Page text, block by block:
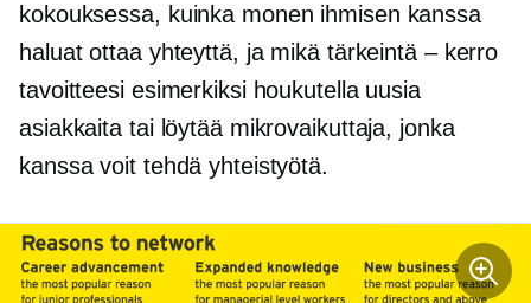
kokouksessa, kuinka monen ihmisen kanssa
haluat ottaa yhteyttä, ja mikä tärkeintä – kerro
tavoitteesi esimerkiksi houkutella uusia
asiakkaita tai löytää mikrovaikuttaja, jonka
kanssa voit tehdä yhteistyötä.